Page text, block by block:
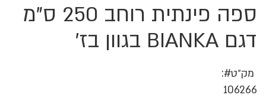
ספה פינתית רוחב 250 ס"מ
דגם BIANKA בגוון בז'
מק״ט
106266
לדלג
להתחלה
גלריית